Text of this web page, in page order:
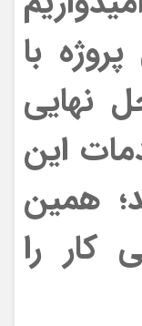
با
نهایی
این
همین
کار را